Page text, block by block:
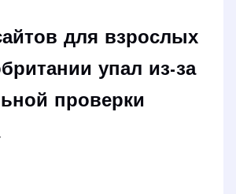
для взрослых
упал из-за
проверки